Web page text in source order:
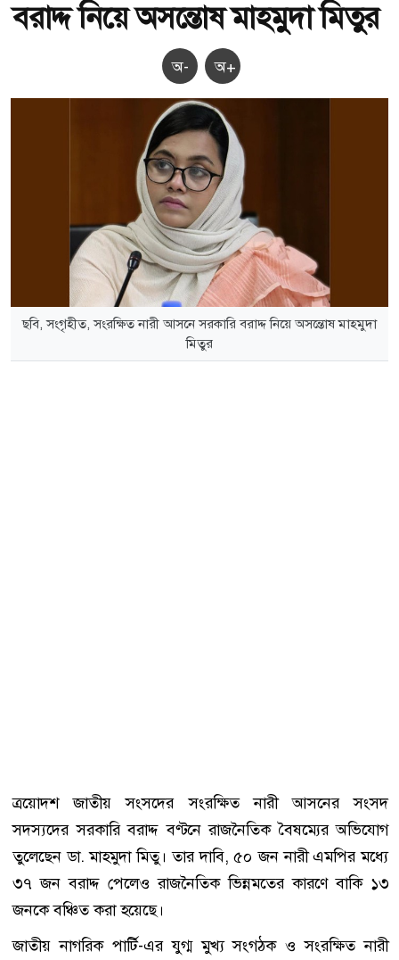
বরাদ্দ নিয়ে অসন্তোষ মাহমুদা মিতুর
অ- অ+
ছবি, সংগৃহীত, সংরক্ষিত নারী আসনে সরকারি বরাদ্দ নিয়ে অসন্তোষ মাহমুদা
মিতুর
ত্রয়োদশ জাতীয় সংসদের সংরক্ষিত নারী আসনের সংসদ
সদস্যদের সরকারি বরাদ্দ বণ্টনে রাজনৈতিক বৈষম্যের অভিযোগ
তুলেছেনডা. মাহমুদা মিতু। তার দাবি, ৫০ জন নারী এমপির মধ্যে
৩৭ জন বরাদ্দ পেলেও রাজনৈতিক ভিন্নমতের কারণে বাকি ১৩
জনকে বঞ্চিত করা হয়েছে।
জাতীয় নাগরিক পার্টি-এর যুগ্ম মুখ্য সংগঠক ও সংরক্ষিত নারী